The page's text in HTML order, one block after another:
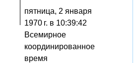
пятница, 2 января
1970 г. в 10:39:42
Всемирное
координированное
время